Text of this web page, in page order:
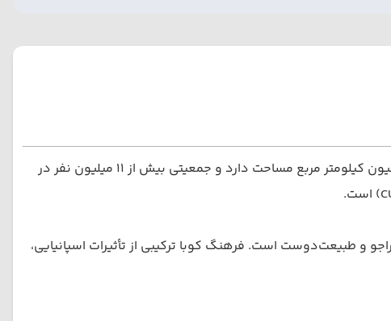
کوبا بزرگ‌ترین جزیره کارائیب است و با دریای کارائیب، خلیج مکزیک و اقیانوس اطلس احاطه شده است. این کشور حدود ۱٫۱ میلیون کیلومتر مربع مساحت دارد و جمعیتی بیش از ۱۱ میلیون نفر در
و طبیعت‌دوست است. فرهنگ کوبا ترکیبی از تأثیرات اسپانیایی،